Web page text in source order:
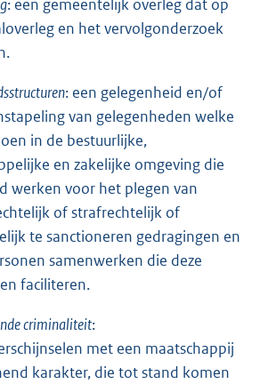
: een gemeentelijk overleg dat op
en het vervolgonderzoek
: een gelegenheid en/of
van gelegenheden welke
in de bestuurlijke,
en zakelijke omgeving die
werken voor het plegen van
of strafrechtelijk of
te sanctioneren gedragingen en
samenwerken die deze
faciliteren.
criminaliteit:
met een maatschappij
karakter, die tot stand komen